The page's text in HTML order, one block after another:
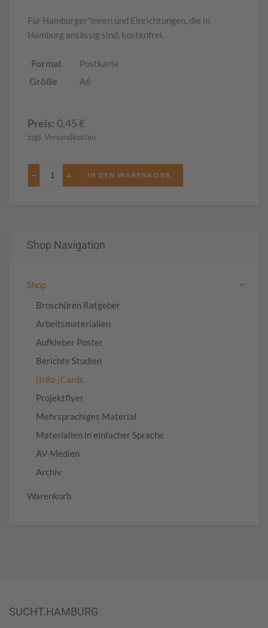
Für Hamburger*innen und Einrichtungen, die in
Hamburg ansässig sind, kostenfrei.
Format Postkarte
Größe A6
Preis: 0,45€
zzgl. Versandkosten
− +
Shop Navigation
Shop
Broschüren Ratgeber
Arbeitsmaterialien
Aufkleber Poster
Berichte Studien
(Info-)Cards
Projektflyer
Mehrsprachiges Material
Materialien in einfacher Sprache
AV-Medien
Archiv
Warenkorb
SUCHT.HAMBURG